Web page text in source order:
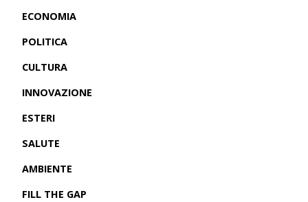
ECONOMIA
POLITICA
CULTURA
INNOVAZIONE
ESTERI
SALUTE
AMBIENTE
FILL THE GAP